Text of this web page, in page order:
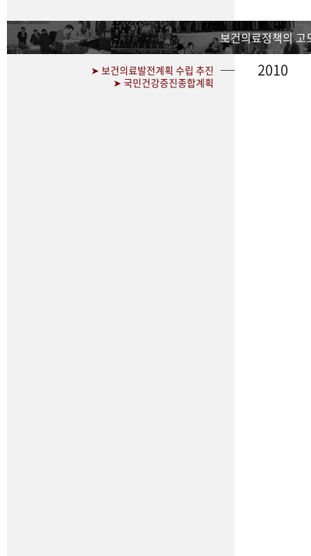
보건의료정책의 고
➤ 보건의료발전계획 수립 추진
➤ 국민건강증진종합계획
2010